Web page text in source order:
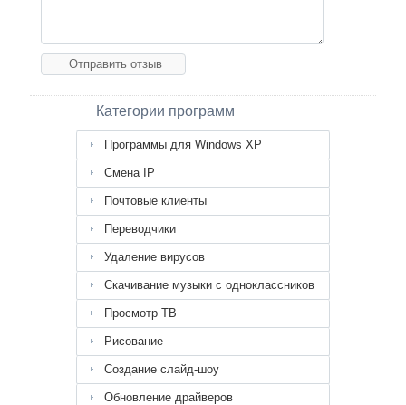
Категории программ
Программы для Windows XP
Смена IP
Почтовые клиенты
Переводчики
Удаление вирусов
Скачивание музыки с одноклассников
Просмотр ТВ
Рисование
Создание слайд-шоу
Обновление драйверов